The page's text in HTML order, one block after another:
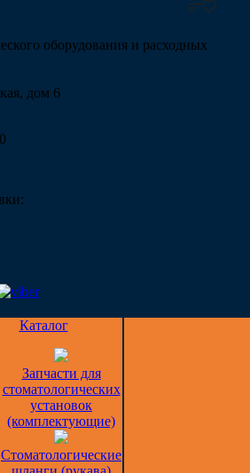
оборудования и расходных
дом 6
Каталог
Запчасти для
стоматологических
установок
(комплектующие)
Стоматологические